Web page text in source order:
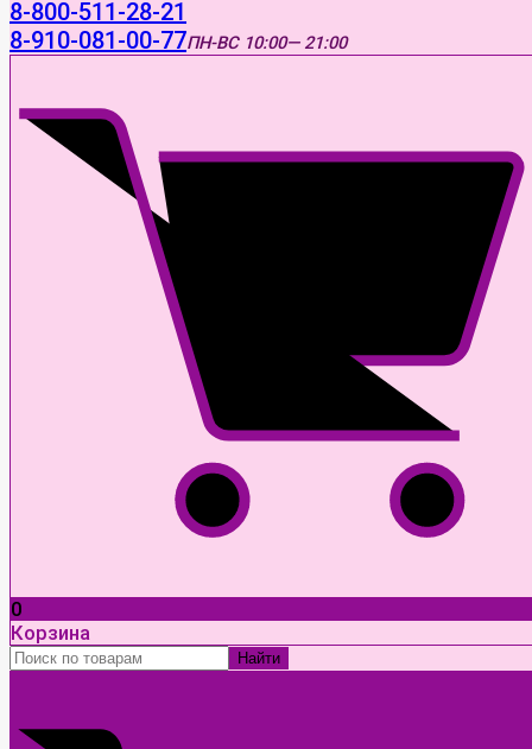
8-800-511-28-21
8-910-081-00-77ПН-ВС 10:00— 21:00
0
Корзина
Найти